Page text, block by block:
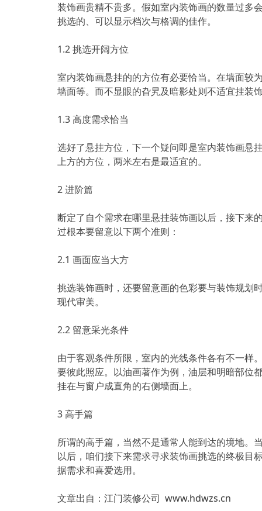
装饰画贵精不贵多。假如室内装饰画的数量过多
挑选的、可以显示档次与格调的佳作。
1.2 挑选开阔方位
室内装饰画悬挂的的方位有必要恰当。在墙面较
墙面等。而不显眼的旮旯及暗影处则不适宜挂装
1.3 高度需求恰当
选好了悬挂方位，下一个疑问即是室内装饰画悬
上方的方位，两米左右是最适宜的。
2 进阶篇
断定了自个需求在哪里悬挂装饰画以后，接下来
过根本要留意以下两个准则：
2.1 画面应当大方
挑选装饰画时，还要留意画的色彩要与装饰规划
现代审美。
2.2 留意采光条件
由于客观条件所限，室内的光线条件各有不一样
要彼此照应。以油画著作为例，油层和明暗部位
挂在与窗户成直角的右侧墙面上。
3 高手篇
所谓的高手篇，当然不是通常人能到达的境地。
以后，咱们接下来需求寻求装饰画挑选的终极
据需求和喜爱选用。
文章出自：江门装修公司 www.hdwzs.cn